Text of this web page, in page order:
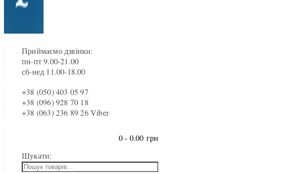
Приймаємо дзвінки:
пн-пт 9.00-21.00
сб-нед 11.00-18.00
+38 (050) 403 05 97
+38 (096) 928 70 18
+38 (063) 236 89 26 Viber
0 - 0.00 грн
Шукати: